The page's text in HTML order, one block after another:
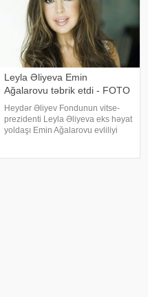
Leyla Əliyeva Emin
Ağalarovu təbrik etdi - FOTO
Heydər Əliyev Fondunun vitse-
prezidenti Leyla Əliyeva eks həyat
yoldaşı Emin Ağalarovu evliliyi